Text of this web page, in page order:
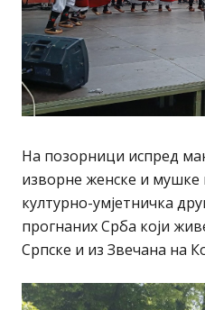
На позорници испред
изворне женске и мушке
културно-умјетничка
прогнаних Срба који
Српске и из Звечана на